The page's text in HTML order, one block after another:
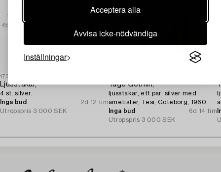
Acceptera alla
Avvisa icke-nödvändiga
Inställningar
1731005
Ljusstakar,
4 st, silver.
Inga bud
2d 12 tim
Utropspris 3 000 SEK
Tage Göthlin,
ljusstakar, ett par, silver med
ametister, Tesi, Göteborg, 1960.
Inga bud
6d 14 tim
Utropspris 3 000 SEK